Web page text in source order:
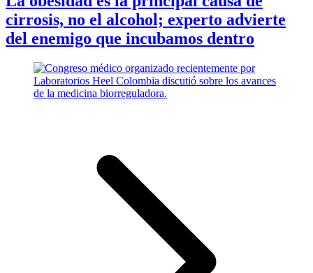
cirrosis, no el alcohol; experto advierte
del enemigo que incubamos dentro